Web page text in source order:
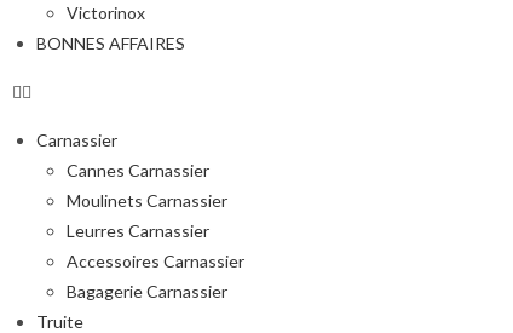
Victorinox
BONNES AFFAIRES
Carnassier
Cannes Carnassier
Moulinets Carnassier
Leurres Carnassier
Accessoires Carnassier
Bagagerie Carnassier
Truite